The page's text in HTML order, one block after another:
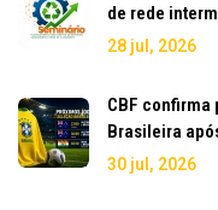
de rede
28 jul, 2026
CBF
Brasileira
30 jul, 2026